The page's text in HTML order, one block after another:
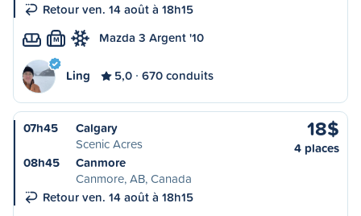
Retour ven. 14 août à 18h15
M Mazda 3 Argent '10
Ling 5,0 670 conduits
07h45
Calgary
Scenic Acres
08h45
Canmore
Canmore, AB, Canada
Retour ven. 14 août à 18h15
18$
4 places